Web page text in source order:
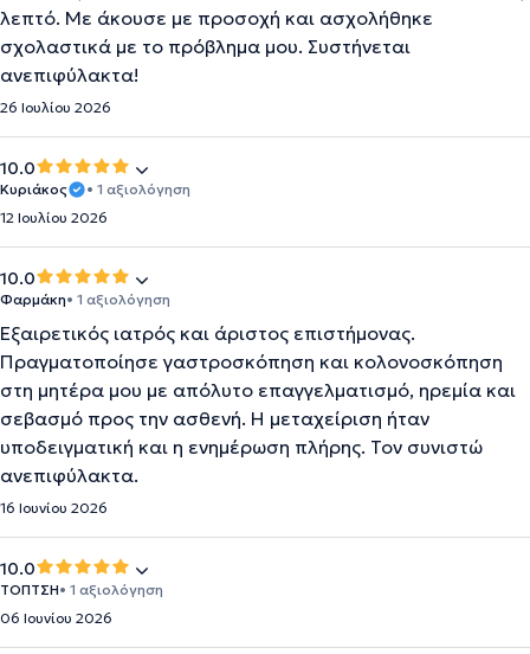
λεπτό. Με άκουσε με προσοχή και ασχολήθηκε
σχολαστικά με το πρόβλημα μου. Συστήνεται
ανεπιφύλακτα!
26 Ιουλίου 2026
10.0
Κυριάκος
• 1 αξιολόγηση
12 Ιουλίου 2026
10.0
Φαρμάκη• 1 αξιολόγηση
Εξαιρετικός ιατρός και άριστος επιστήμονας.
Πραγματοποίησε γαστροσκόπηση και κολονοσκόπηση
στη μητέρα μου με απόλυτο επαγγελματισμό, ηρεμία και
σεβασμό προς την ασθενή. Η μεταχείριση ήταν
υποδειγματική και η ενημέρωση πλήρης. Τον συνιστώ
ανεπιφύλακτα.
16 Ιουνίου 2026
10.0
ΤΟΠΤΣΗ• 1 αξιολόγηση
06 Ιουνίου 2026